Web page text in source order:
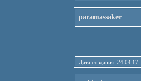
paramassaker
Дата создания: